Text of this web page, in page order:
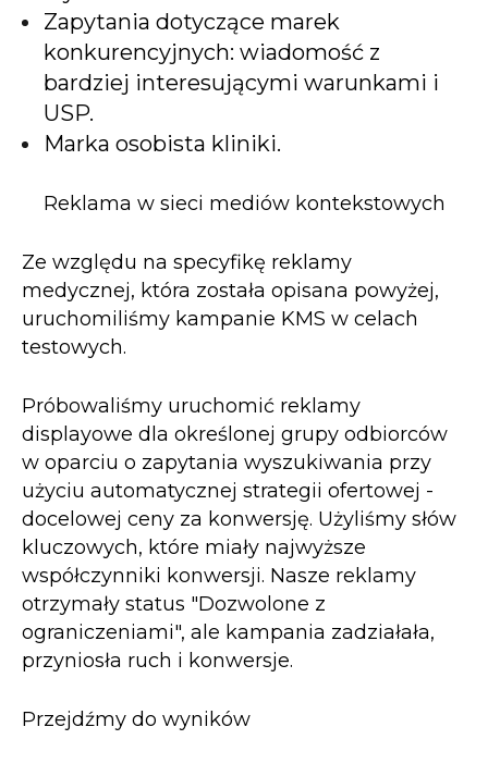
Zapytania dotyczące marek
konkurencyjnych: wiadomość z
bardziej interesującymi warunkami i
USP.
Marka osobista kliniki.
Reklama w sieci mediów kontekstowych
Ze względu na specyfikę reklamy
medycznej, która została opisana powyżej,
uruchomiliśmy kampanie KMS w celach
testowych.
Próbowaliśmy uruchomić reklamy
displayowe dla określonej grupy odbiorców
w oparciu o zapytania wyszukiwania przy
użyciu automatycznej strategii ofertowej -
docelowej ceny za konwersję. Użyliśmy słów
kluczowych, które miały najwyższe
współczynniki konwersji. Nasze reklamy
otrzymały status "Dozwolone z
ograniczeniami", ale kampania zadziałała,
przyniosła ruch i konwersje.
Przejdźmy do wyników